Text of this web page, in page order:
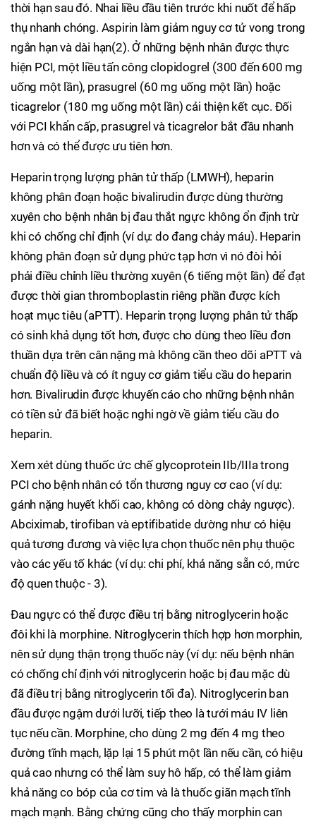
thời hạn sau đó. Nhai liều đầu tiên trước khi nuốt để hấp
thụ nhanh chóng. Aspirin làm giảm nguy cơ tử vong trong
ngắn hạn và dài hạn(2). Ở những bệnh nhân được thực
hiện PCI, một liều tấn công clopidogrel (300 đến 600 mg
uống một lần), prasugrel (60 mg uống một lần) hoặc
ticagrelor (180 mg uống một lần) cải thiện kết cục. Đối
với PCI khẩn cấp, prasugrel và ticagrelor bắt đầu nhanh
hơn và có thể được ưu tiên hơn.
Heparin trọng lượng phân tử thấp (LMWH), heparin
không phân đoạn hoặc bivalirudin được dùng thường
xuyên cho bệnh nhân bị đau thắt ngực không ổn định trừ
khi có chống chỉ định (ví dụ: do đang chảy máu). Heparin
không phân đoạn sử dụng phức tạp hơn vì nó đòi hỏi
phải điều chỉnh liều thường xuyên (6 tiếng một lần) để đạt
được thời gian thromboplastin riêng phần được kích
hoạt mục tiêu (aPTT). Heparin trọng lượng phân tử thấp
có sinh khả dụng tốt hơn, được cho dùng theo liều đơn
thuần dựa trên cân nặng mà không cần theo dõi aPTT và
chuẩn độ liều và có ít nguy cơ giảm tiểu cầu do heparin
hơn. Bivalirudin được khuyến cáo cho những bệnh nhân
có tiền sử đã biết hoặc nghi ngờ về giảm tiểu cầu do
heparin.
Xem xét dùng thuốc ức chế glycoprotein IIb/IIIa trong
PCI cho bệnh nhân có tổn thương nguy cơ cao (ví dụ:
gánh nặng huyết khối cao, không có dòng chảy ngược).
Abciximab, tirofiban và eptifibatide dường như có hiệu
quả tương đương và việc lựa chọn thuốc nên phụ thuộc
vào các yếu tố khác (ví dụ: chi phí, khả năng sẵn có, mức
độ quen thuộc - 3).
Đau ngực có thể được điều trị bằng nitroglycerin hoặc
đôi khi là morphine. Nitroglycerin thích hợp hơn morphin,
nên sử dụng thận trọng thuốc này (ví dụ: nếu bệnh nhân
có chống chỉ định với nitroglycerin hoặc bị đau mặc dù
đã điều trị bằng nitroglycerin tối đa). Nitroglycerin ban
đầu được ngậm dưới lưỡi, tiếp theo là tưới máu IV liên
tục nếu cần. Morphine, cho dùng 2 mg đến 4 mg theo
đường tĩnh mạch, lặp lại 15 phút một lần nếu cần, có hiệu
quả cao nhưng có thể làm suy hô hấp, có thể làm giảm
khả năng co bóp của cơ tim và là thuốc giãn mạch tĩnh
mạch mạnh. Bằng chứng cũng cho thấy morphin can